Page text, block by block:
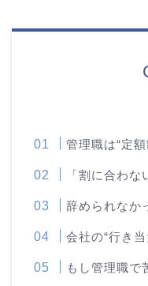
管理職は“定
「割に合わ
辞められなか
会社の“行き
もし管理職で